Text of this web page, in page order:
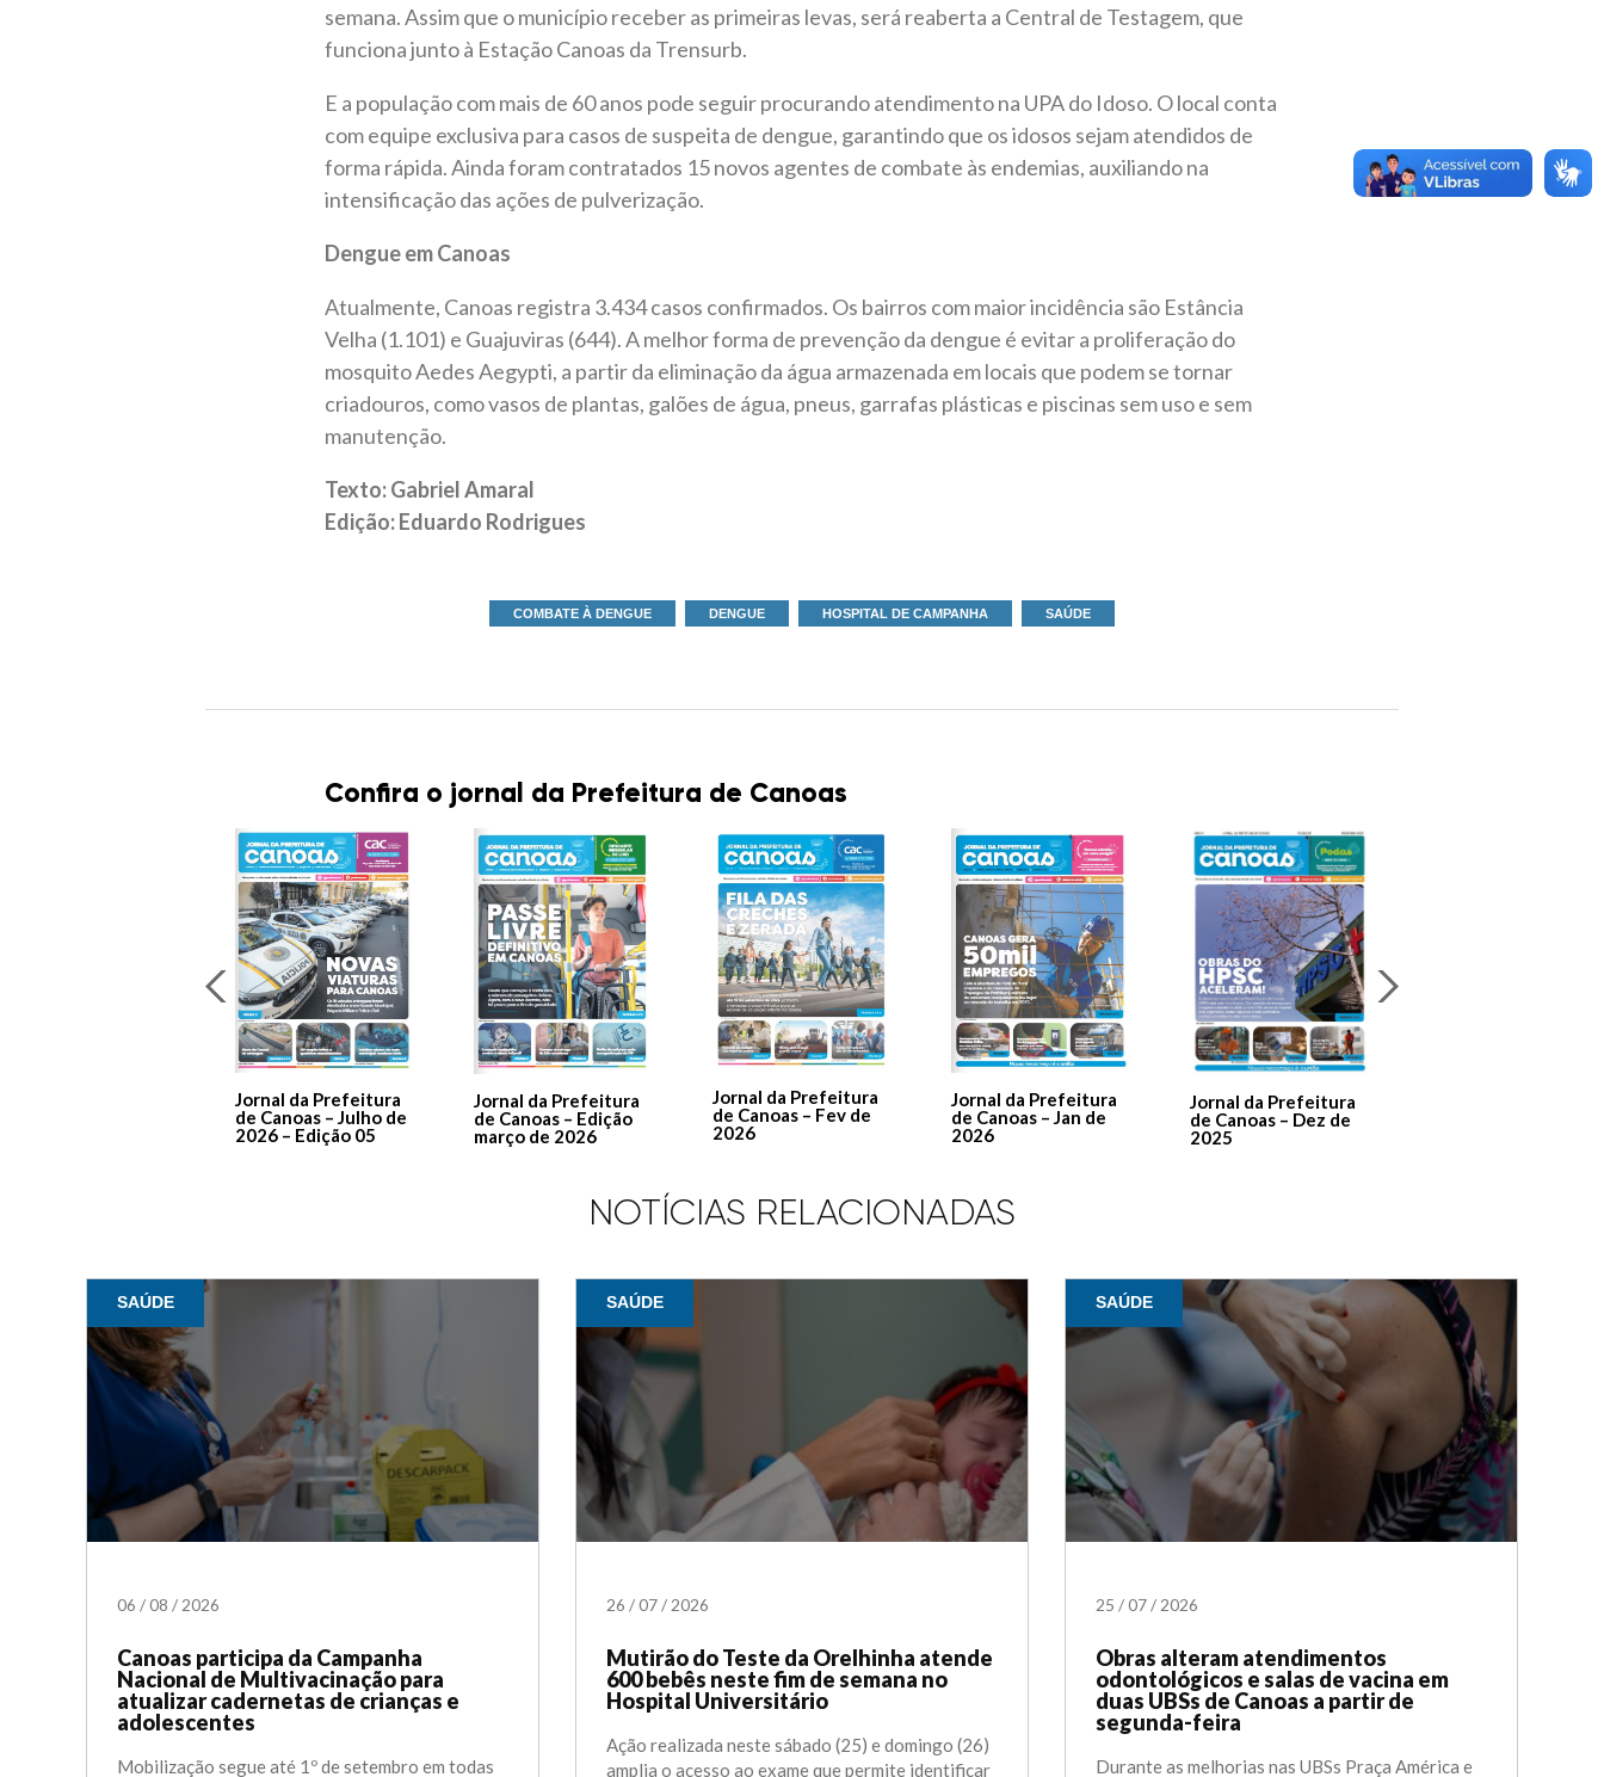
semana. Assim que o município receber as primeiras levas, será reaberta a Central de Testagem, que
funciona junto à Estação Canoas da Trensurb.
E a população com mais de 60 anos pode seguir procurando atendimento na UPA do Idoso. O local conta
com equipe exclusiva para casos de suspeita de dengue, garantindo que os idosos sejam atendidos de
forma rápida. Ainda foram contratados 15 novos agentes de combate às endemias, auxiliando na
intensificação das ações de pulverização.
Dengue em Canoas
Atualmente, Canoas registra 3.434 casos confirmados. Os bairros com maior incidência são Estância
Velha (1.101) e Guajuviras (644). A melhor forma de prevenção da dengue é evitar a proliferação do
mosquito Aedes Aegypti, a partir da eliminação da água armazenada em locais que podem se tornar
criadouros, como vasos de plantas, galões de água, pneus, garrafas plásticas e piscinas sem uso e sem
manutenção.
Texto: Gabriel Amaral
Edição: Eduardo Rodrigues
COMBATE À DENGUE DENGUE HOSPITAL DE CAMPANHA SAÚDE
Confira o jornal da Prefeitura de Canoas
Jornal da Prefeitura
de Canoas – Julho de
2026 – Edição 05
Jornal da Prefeitura
de Canoas – Edição
março de 2026
Jornal da Prefeitura
de Canoas – Fev de
2026
Jornal da Prefeitura
de Canoas – Jan de
2026
Jornal da Prefeitura
de Canoas – Dez de
2025
NOTÍCIAS RELACIONADAS
SAÚDE
06 /08 / 2026
Canoas participa da Campanha
Nacional de Multivacinação para
atualizar cadernetas de crianças e
adolescentes
Mobilização segue até 1º de setembro em todas
SAÚDE
26 /07/ 2026
Mutirão do Teste da Orelhinha atende
600 bebês neste fim de semana no
Hospital Universitário
Ação realizada neste sábado (25) e domingo (26)
amplia o acesso ao exame que permite identificar
SAÚDE
25 /07/ 2026
Obras alteram atendimentos
odontológicos e salas de vacina em
duas UBSs de Canoas a partir de
segunda-feira
Durante as melhorias nas UBSs Praça América e